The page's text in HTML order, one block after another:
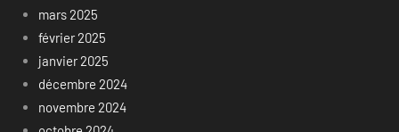
mars 2025
février 2025
janvier 2025
décembre 2024
novembre 2024